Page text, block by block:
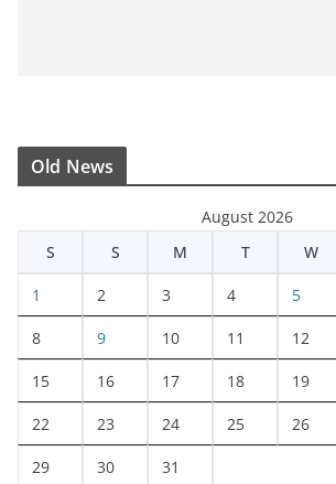
Old News
August 2026
S
S M T W
1 2 3 4 5
8 9 10 11 12
15 16 17 18 19
22 23 24 25 26
29 30 31